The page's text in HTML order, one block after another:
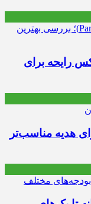
رایحه برای
هدیه مناسب‌تر